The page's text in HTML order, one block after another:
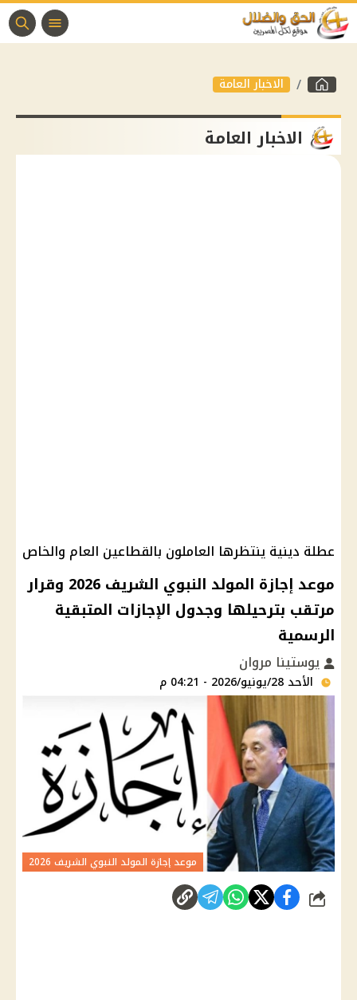
الاخبار العامة
الاخبار العامة
عطلة دينية ينتظرها العاملون بالقطاعين العام والخاص
موعد إجازة المولد النبوي الشريف 2026 وقرار
مرتقب بترحيلها وجدول الإجازات المتبقية
الرسمية
يوستينا مروان
الأحد 28/يونيو/2026 - 04:21 م
موعد إجازة المولد النبوي الشريف 2026
شارك